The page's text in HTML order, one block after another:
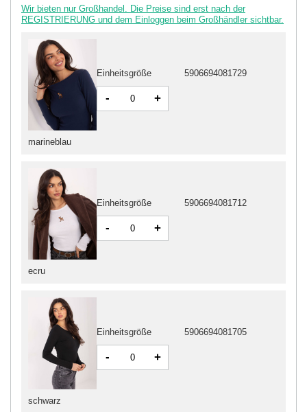
Wir bieten nur Großhandel. Die Preise sind erst nach der
REGISTRIERUNG und dem Einloggen beim Großhändler sichtbar.
marineblau
Einheitsgröße 5906694081729
- +
ecru
Einheitsgröße 5906694081712
- +
schwarz
Einheitsgröße 5906694081705
- +